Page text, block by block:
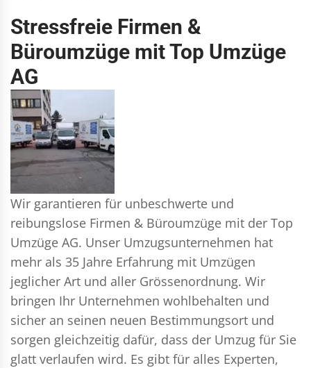
Stressfreie Firmen &
Büroumzüge mit Top Umzüge
AG
Wir garantieren für unbeschwerte und
reibungslose Firmen & Büroumzüge mit der Top
Umzüge AG. Unser Umzugsunternehmen hat
mehr als 35 Jahre Erfahrung mit Umzügen
jeglicher Art und aller Grössenordnung. Wir
bringen Ihr Unternehmen wohlbehalten und
sicher an seinen neuen Bestimmungsort und
sorgen gleichzeitig dafür, dass der Umzug für Sie
glatt verlaufen wird. Es gibt für alles Experten,